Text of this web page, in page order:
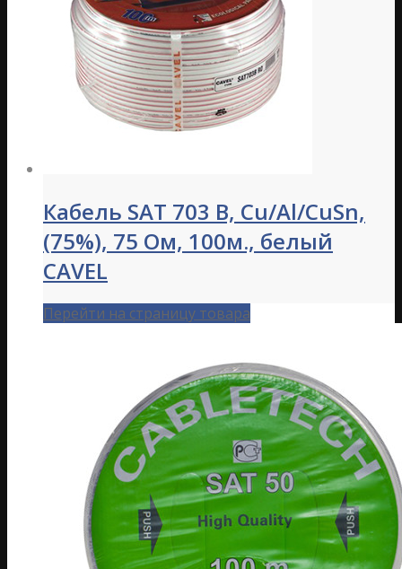
Кабель SAT 703 B, Cu/Al/CuSn,
(75%), 75 Ом, 100м., белый
CAVEL
Перейти на страницу товара